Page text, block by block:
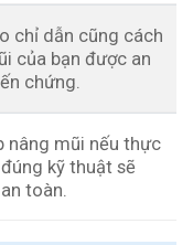
chỉ dẫn cũng cách
của bạn được an
chứng.
nâng mũi nếu thực
kỹ thuật sẽ
toàn.